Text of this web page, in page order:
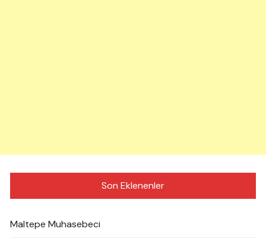
Son Eklenenler
Maltepe Muhasebeci